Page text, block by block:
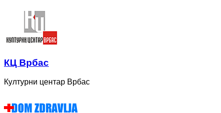
КЦ Врбас
Културни центар Врбас